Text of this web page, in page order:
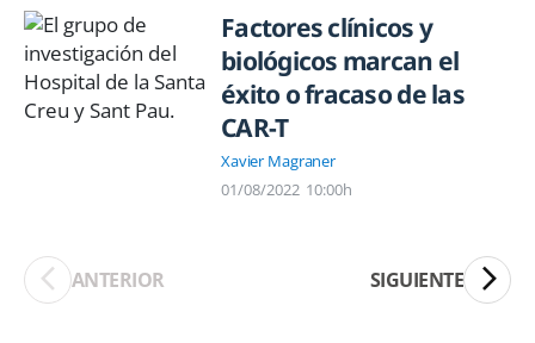
Factores clínicos y
biológicos marcan el
éxito o fracaso de las
CAR-T
Xavier Magraner
01/08/2022 10:00h
ANTERIOR SIGUIENTE